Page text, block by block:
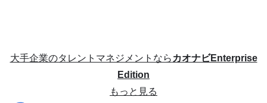
大手企業のタレントマネジメントならカオナビEnterprise
Edition
もっと見る